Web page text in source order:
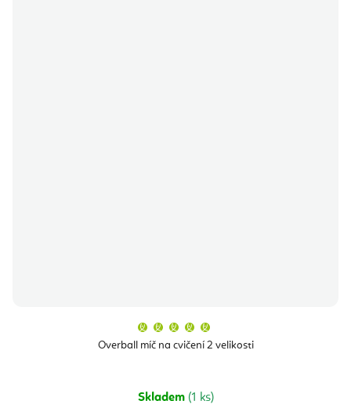
Overball míč na cvičení 2 velikosti
produktu
je
Skladem (1 ks)